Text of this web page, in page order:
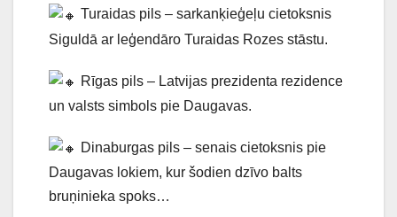
Turaidas pils – sarkanķieģeļu cietoksnis
Siguldā ar leģendāro Turaidas Rozes stāstu.
Rīgas pils – Latvijas prezidenta rezidence
un valsts simbols pie Daugavas.
Dinaburgas pils – senais cietoksnis pie
Daugavas lokiem, kur šodien dzīvo balts
bruņinieka spoks…